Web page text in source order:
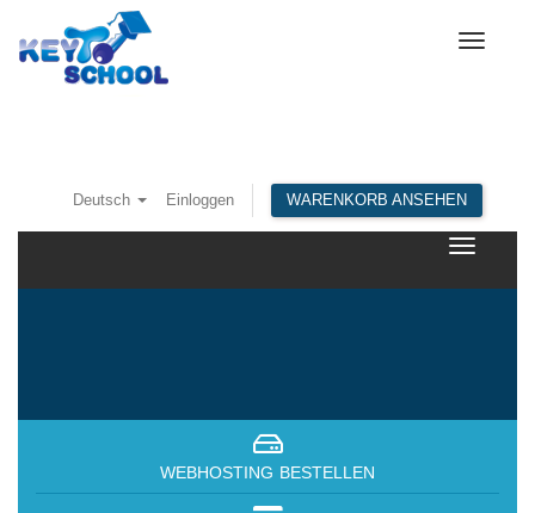
Toggle
Deutsch Einloggen WARENKORB ANSEHEN
Toggle
WEBHOSTING BESTELLEN